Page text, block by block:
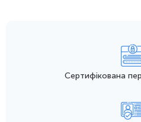
Сертифікована